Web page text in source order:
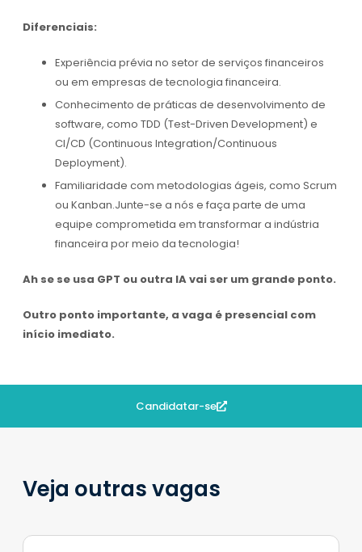
Diferenciais:
Experiência prévia no setor de serviços financeiros
ou em empresas de tecnologia financeira.
Conhecimento de práticas de desenvolvimento de
software, como TDD (Test-Driven Development) e
CI/CD (Continuous Integration/Continuous
Deployment).
Familiaridade com metodologias ágeis, como Scrum
ou Kanban.Junte-se a nós e faça parte de uma
equipe comprometida em transformar a indústria
financeira por meio da tecnologia!
Ah se se usa GPT ou outra IA vai ser um grande ponto.
Outro ponto importante, a vaga é presencial com
início imediato.
Candidatar-se
Veja outras vagas